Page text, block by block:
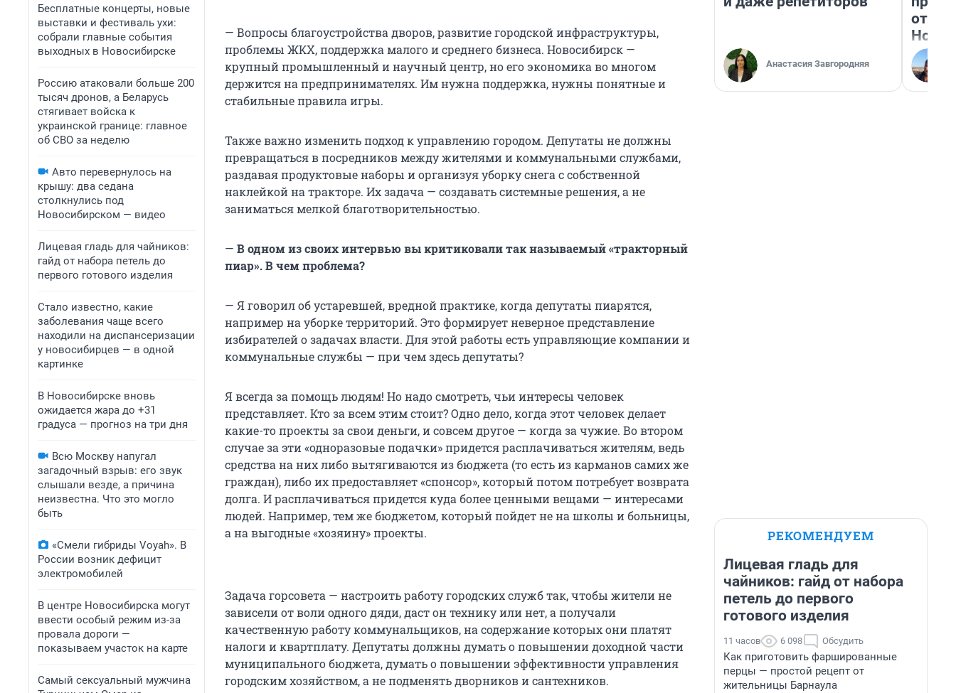
Бесплатные концерты, новые
выставки и фестиваль ухи:
собрали главные события
выходных в Новосибирске
Россию атаковали больше 200
тысяч дронов, а Беларусь
стягивает войска к
украинской границе: главное
об СВО за неделю
Авто перевернулось на
крышу: два седана
столкнулись под
Новосибирском — видео
Лицевая гладь для чайников:
гайд от набора петель до
первого готового изделия
Стало известно, какие
заболевания чаще всего
находили на диспансеризации
у новосибирцев — в одной
картинке
В Новосибирске вновь
ожидается жара до +31
градуса — прогноз на три дня
Всю Москву напугал
загадочный взрыв: его звук
слышали везде, а причина
неизвестна. Что это могло
быть
«Смели гибриды Voyah». В
России возник дефицит
электромобилей
В центре Новосибирска могут
ввести особый режим из-за
провала дороги —
показываем участок на карте
Самый сексуальный мужчина
— Вопросы благоустройства дворов, развитие городской инфраструктуры,
проблемы ЖКХ, поддержка малого и среднего бизнеса. Новосибирск —
крупный промышленный и научный центр, но его экономика во многом
держится на предпринимателях. Им нужна поддержка, нужны понятные и
стабильные правила игры.
Также важно изменить подход к управлению городом. Депутаты не должны
превращаться в посредников между жителями и коммунальными службами,
раздавая продуктовые наборы и организуя уборку снега с собственной
наклейкой на тракторе. Их задача — создавать системные решения, а не
заниматься мелкой благотворительностью.
— В одном из своих интервью вы критиковали так называемый «тракторный
пиар». В чем проблема?
— Я говорил об устаревшей, вредной практике, когда депутаты пиарятся,
например на уборке территорий. Это формирует неверное представление
избирателей о задачах власти. Для этой работы есть управляющие компании и
коммунальные службы — при чем здесь депутаты?
Я всегда за помощь людям! Но надо смотреть, чьи интересы человек
представляет. Кто за всем этим стоит? Одно дело, когда этот человек делает
какие-то проекты за свои деньги, и совсем другое — когда за чужие. Во втором
случае за эти «одноразовые подачки» придется расплачиваться жителям, ведь
средства на них либо вытягиваются из бюджета (то есть из карманов самих же
граждан), либо их предоставляет «спонсор», который потом потребует возврата
долга. И расплачиваться придется куда более ценными вещами — интересами
людей. Например, тем же бюджетом, который пойдет не на школы и больницы,
а на выгодные «хозяину» проекты.
Задача горсовета — настроить работу городских служб так, чтобы жители не
зависели от воли одного дяди, даст он технику или нет, а получали
качественную работу коммунальщиков, на содержание которых они платят
налоги и квартплату. Депутаты должны думать о повышении доходной части
муниципального бюджета, думать о повышении эффективности управления
городским хозяйством, а не подменять дворников и сантехников.
Анастасия Завгородняя
РЕКОМЕНДУЕМ
Лицевая гладь для
чайников: гайд от набора
петель до первого
готового изделия
11 часов 6 098 Обсудить
Как приготовить фаршированные
перцы — простой рецепт от
жительницы Барнаула